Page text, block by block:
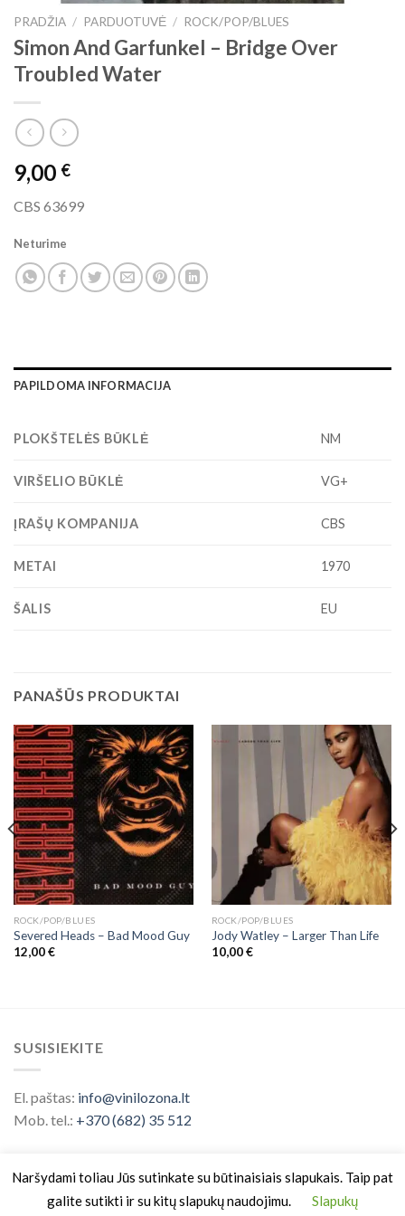
PRADŽIA / PARDUOTUVĖ / ROCK/POP/BLUES
Simon And Garfunkel ‎– Bridge Over
Troubled Water
9,00 €
CBS 63699
Neturime
PAPILDOMA INFORMACIJA
PLOKŠTELĖS BŪKLĖ NM
VIRŠELIO BŪKLĖ VG+
ĮRAŠŲ KOMPANIJA CBS
METAI 1970
ŠALIS EU
PANAŠŪS PRODUKTAI
ROCK/POP/BLUES
Severed Heads – Bad Mood Guy
12,00€
ROCK/POP/BLUES
Jody Watley – Larger Than Life
10,00€
SUSISIEKITE
El. paštas: info@vinilozona.lt
Mob. tel.: +370 (682) 35 512
Naršydami toliau Jūs sutinkate su būtinaisiais slapukais. Taip pat
galite sutikti ir su kitų slapukų naudojimu.
Slapukų